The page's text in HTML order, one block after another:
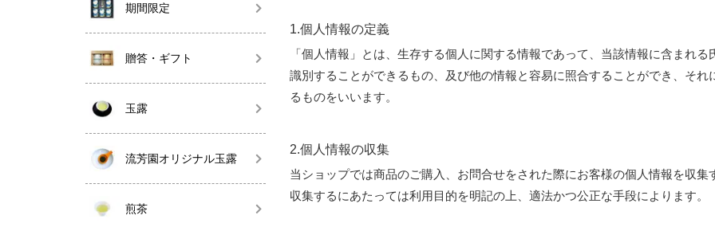
1.個人情報の定義
「個人情報」とは、生存する個人に関する情報であって、当該情報に含まれ
識別することができるもの、及び他の情報と容易に照合することができ、そ
るものをいいます。
2.個人情報の収集
当ショップでは商品のご購入、お問合せをされた際にお客様の個人情報を収集
収集するにあたっては利用目的を明記の上、適法かつ公正な手段によります。
期間限定
贈答・ギフト
玉露
流芳園オリジナル玉露
煎茶